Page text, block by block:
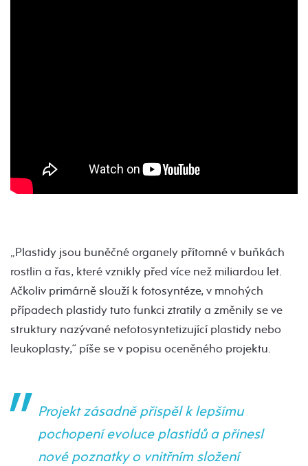
„Plastidy jsou buněčné organely přítomné v buňkách
rostlin a řas, které vznikly před více než miliardou let.
Ačkoliv primárně slouží k fotosyntéze, v mnohých
případech plastidy tuto funkci ztratily a změnily se ve
struktury nazývané nefotosyntetizující plastidy nebo
leukoplasty,“ píše se v popisu oceněného projektu.
Projekt zásadně přispěl k lepšímu
pochopení evoluce plastidů a přinesl
nové poznatky o vnitřním složení